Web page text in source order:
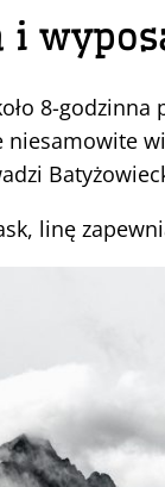
i
8-
linę